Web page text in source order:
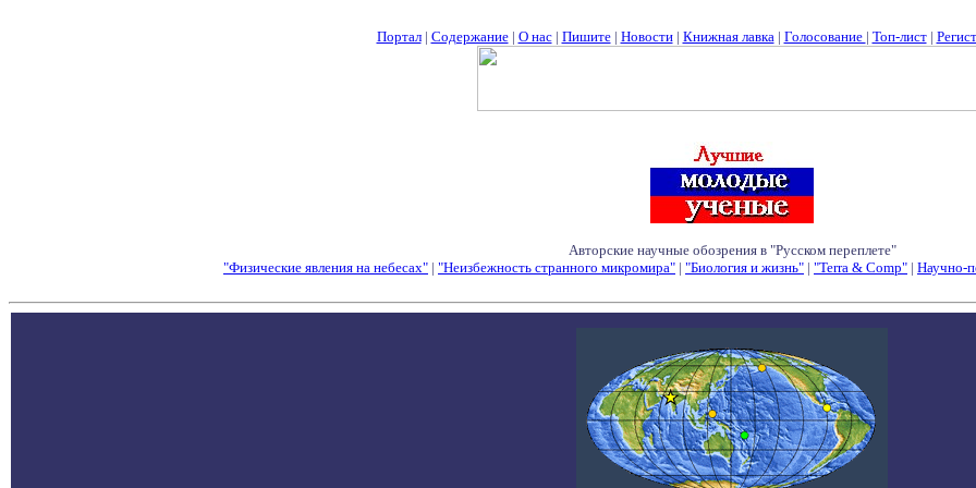
Портал| Содержание| О нас| Пишите| Новости| Книжная лавка| Голосование | Топ-лист|
Авторские научные обозрения в "Русском переплете"
"Физические явления на небесах" | "Неизбежность странного микромира" | "Биология и жизнь" | "Terra & Comp" | Научно-